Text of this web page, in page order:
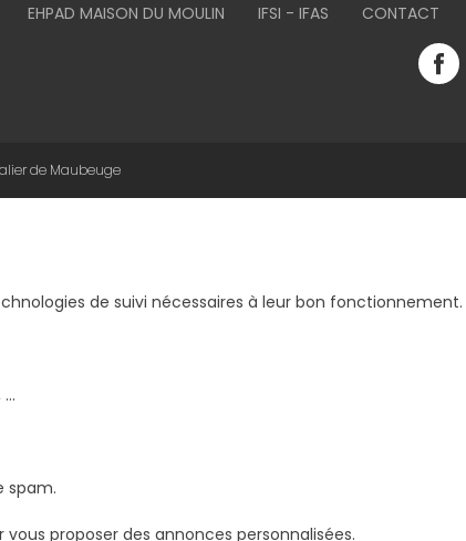
EHPAD MAISON DU MOULIN IFSI - IFAS CONTACT
de Maubeuge
de suivi nécessaires à leur bon fonctionnement.
spam.
proposer des annonces personnalisées.